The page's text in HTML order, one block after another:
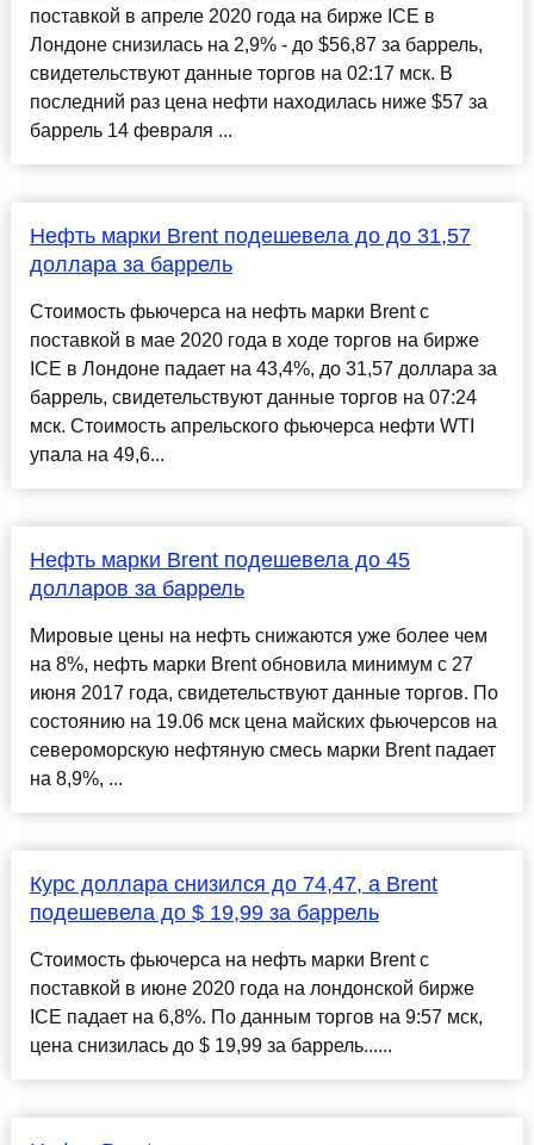
поставкой в апреле 2020 года на бирже ICE в
Лондоне снизилась на 2,9% - до $56,87 за баррель,
свидетельствуют данные торгов на 02:17 мск. В
последний раз цена нефти находилась ниже $57 за
баррель 14 февраля ...
Нефть марки Brent подешевела до до 31,57
доллара за баррель
Стоимость фьючерса на нефть марки Brent с
поставкой в мае 2020 года в ходе торгов на бирже
ICE в Лондоне падает на 43,4%, до 31,57 доллара за
баррель, свидетельствуют данные торгов на 07:24
мск. Стоимость апрельского фьючерса нефти WTI
упала на 49,6...
Нефть марки Brent подешевела до 45
долларов за баррель
Мировые цены на нефть снижаются уже более чем
на 8%, нефть марки Brent обновила минимум с 27
июня 2017 года, свидетельствуют данные торгов. По
состоянию на 19.06 мск цена майских фьючерсов на
североморскую нефтяную смесь марки Brent падает
на 8,9%, ...
Курс доллара снизился до 74,47, а Brent
подешевела до $ 19,99 за баррель
Стоимость фьючерса на нефть марки Brent с
поставкой в июне 2020 года на лондонской бирже
ICE падает на 6,8%. По данным торгов на 9:57 мск,
цена снизилась до $ 19,99 за баррель......